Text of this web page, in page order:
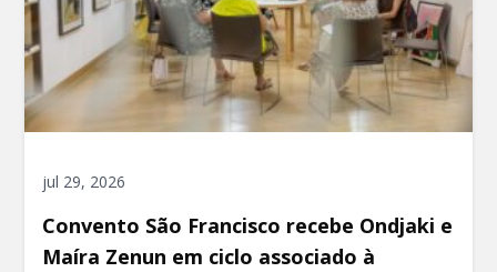
jul 29, 2026
Convento São Francisco recebe Ondjaki e
Maíra Zenun em ciclo associado à